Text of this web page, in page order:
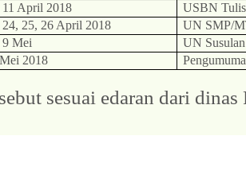
11 April 2018
USBN
24, 25, 26 April 2018
UN SMP/
9 Mei
UN Susulan
2018
sesuai edaran dari